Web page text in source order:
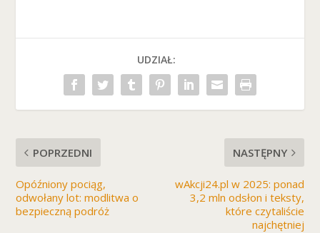
UDZIAŁ:
POPRZEDNI
Opóźniony pociąg,
odwołany lot: modlitwa o
bezpieczną podróż
NASTĘPNY
wAkcji24.pl w 2025: ponad
3,2 mln odsłon i teksty,
które czytaliście
najchętniej